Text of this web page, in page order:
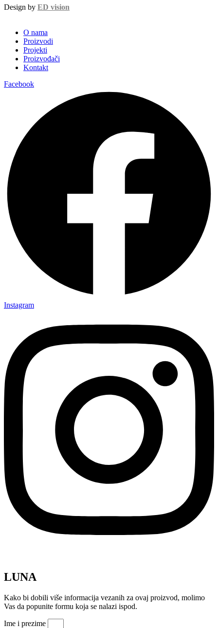
Design by ED vision
O nama
Proizvodi
Projekti
Proizvođači
Kontakt
Facebook
Instagram
LUNA
Kako bi dobili više informacija vezanih za ovaj proizvod, molimo
Vas da popunite formu koja se nalazi ispod.
Ime i prezime